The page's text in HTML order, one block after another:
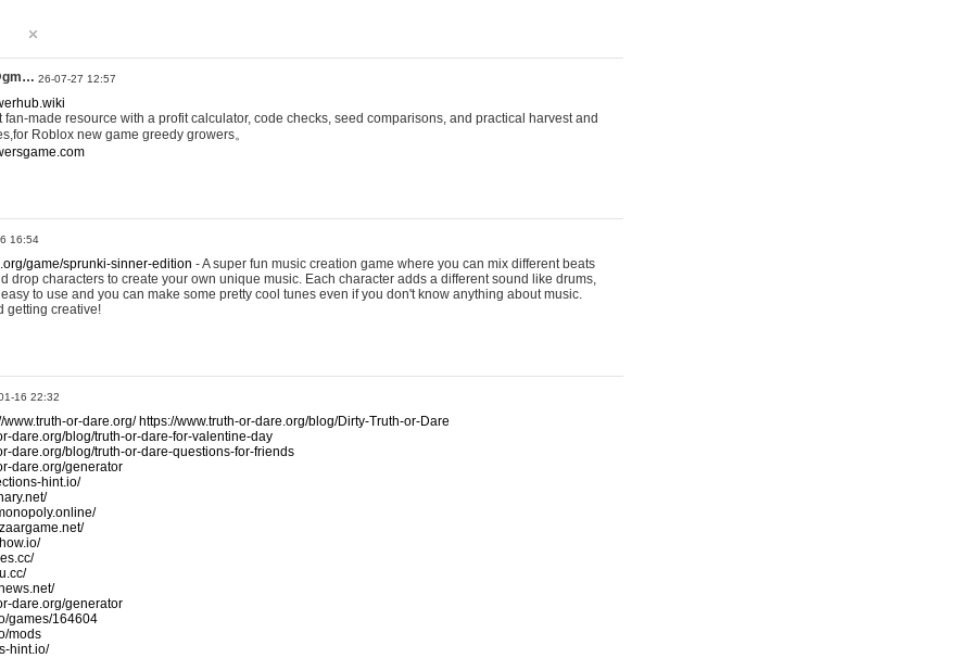
26-07-27 12:57
made resource with a profit calculator, code checks, seed comparisons, and practical harvest and
Roblox new game greedy growers。
16:54
game/sprunki-sinner-edition - A super fun music creation game where you can mix different beats
drop characters to create your own unique music. Each character adds a different sound like drums,
to use and you can make some pretty cool tunes even if you don't know anything about music.
getting creative!
16 22:32
www.truth-or-dare.org/ https://www.truth-or-dare.org/blog/Dirty-Truth-or-Dare
dare.org/blog/truth-or-dare-for-valentine-day
dare.org/blog/truth-or-dare-questions-for-friends
dare.org/generator
hint.io/
dare.org/generator
games/164604
mods
hint.io/